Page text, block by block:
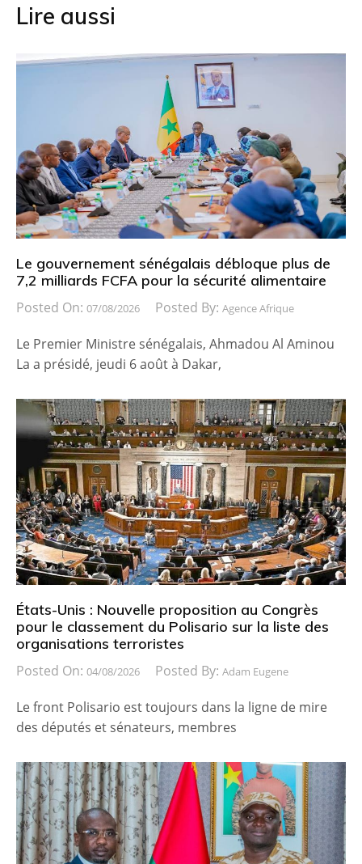
Lire aussi
Le gouvernement sénégalais débloque plus de
7,2 milliards FCFA pour la sécurité alimentaire
Posted On: 07/08/2026 Posted By: Agence Afrique
Le Premier Ministre sénégalais, Ahmadou Al Aminou
La a présidé, jeudi 6 août à Dakar,
États-Unis : Nouvelle proposition au Congrès
pour le classement du Polisario sur la liste des
organisations terroristes
Posted On: 04/08/2026 Posted By: Adam Eugene
Le front Polisario est toujours dans la ligne de mire
des députés et sénateurs, membres